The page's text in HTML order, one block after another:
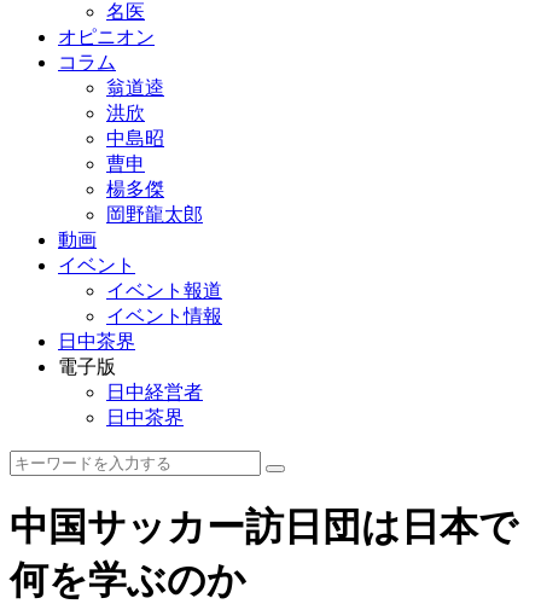
名医
オピニオン
コラム
翁道逵
洪欣
中島昭
曹申
楊多傑
岡野龍太郎
動画
イベント
イベント報道
イベント情報
日中茶界
電子版
日中経営者
日中茶界
中国サッカー訪日団は日本で
何を学ぶのか